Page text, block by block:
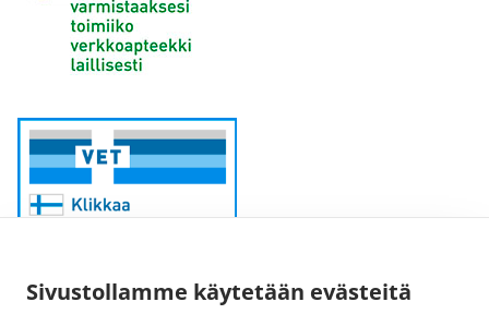
Sivustollamme käytetään evästeitä